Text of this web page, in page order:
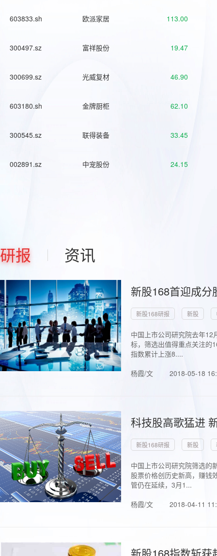
603833.sh 欧派家居 113.00
300497.sz 富祥股份 19.47
300699.sz 光威复材 46.90
603180.sh 金牌厨柜 62.10
300545.sz 联得装备 33.45
002891.sz 中宠股份 24.15
研报 资讯
新股168首迎成
新股168研报 新股
中国上市公司研究院去年
标，筛选出值得重点关注的
指数累计上涨8....
杨霞/文
2018-05-18
科技股高歌猛进
新股168研报 新股
中国上市公司研究院筛选的
股票价格创历史新高，赚钱
管仍在延续，3月1...
杨霞/文
2018-04-11
新股168指数斩